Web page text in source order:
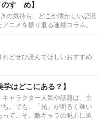
すゝめ】
の気持ち、どこか懐かしい記憶
ニメを振り返る連載コラム。
どぜひ読んでほしいおすすめ
学はどこにある？】
ャラクター人気や話題は、主
。でも、「光」が明るく輝い
てこそ。敵キャラの魅力に迫